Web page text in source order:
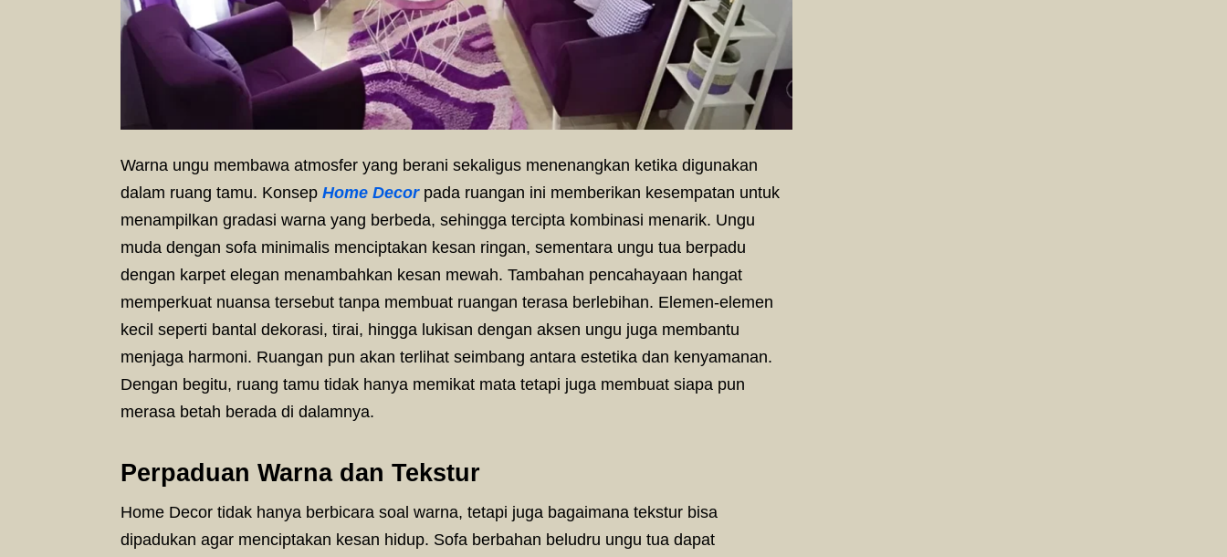
Warna ungu membawa atmosfer yang berani sekaligus menenangkan ketika digunakan
dalam ruang tamu. Konsep Home Decorpada ruangan ini memberikan kesempatan untuk
menampilkan gradasi warna yang berbeda, sehingga tercipta kombinasi menarik. Ungu
muda dengan sofa minimalis menciptakan kesan ringan, sementara ungu tua berpadu
dengan karpet elegan menambahkan kesan mewah. Tambahan pencahayaan hangat
memperkuat nuansa tersebut tanpa membuat ruangan terasa berlebihan. Elemen-elemen
kecil seperti bantal dekorasi, tirai, hingga lukisan dengan aksen ungu juga membantu
menjaga harmoni. Ruangan pun akan terlihat seimbang antara estetika dan kenyamanan.
Dengan begitu, ruang tamu tidak hanya memikat mata tetapi juga membuat siapa pun
merasa betah berada di dalamnya.
Perpaduan Warna dan Tekstur
Home Decor tidak hanya berbicara soal warna, tetapi juga bagaimana tekstur bisa
dipadukan agar menciptakan kesan hidup. Sofa berbahan beludru ungu tua dapat